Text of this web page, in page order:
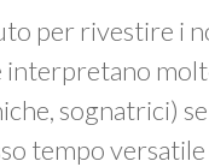
per rivestire i
interpretano
sognatrici)
tempo